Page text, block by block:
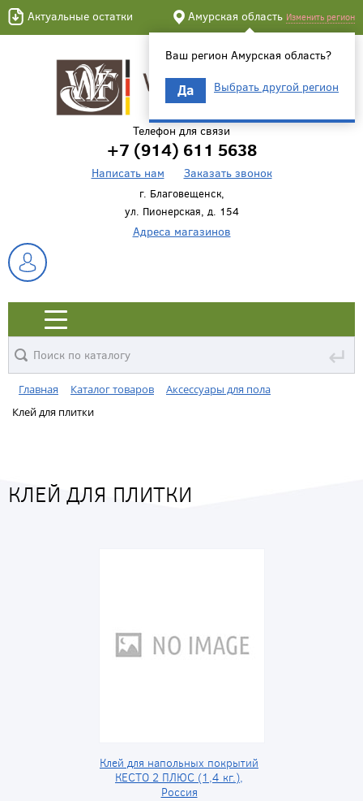
Актуальные остатки Амурская область Изменить регион
Ваш регион Амурская область?
Да Выбрать другой регион
Телефон для связи
+7 (914) 611 5638
Написать нам Заказать звонок
г. Благовещенск,
ул. Пионерская, д. 154
Адреса магазинов
↵
Главная Каталог товаров
Аксессуары для пола
Клей для плитки
КЛЕЙ ДЛЯ ПЛИТКИ
Клей для напольных покрытий
КЕСТО 2 ПЛЮС (1,4 кг.),
Россия